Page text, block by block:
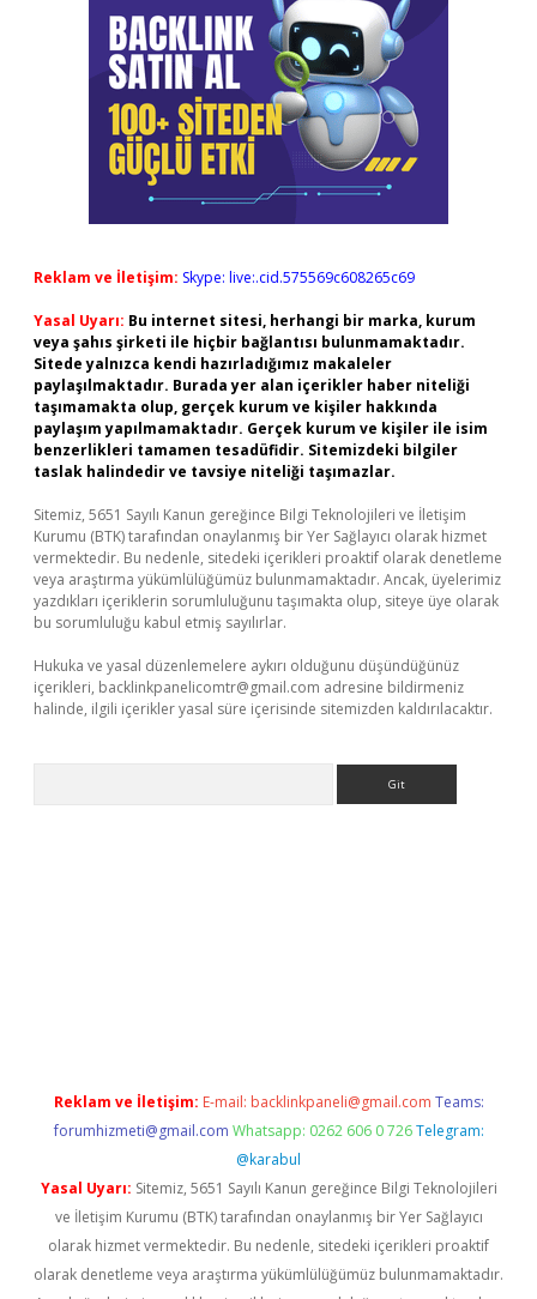
Reklam ve İletişim: Skype: live:.cid.575569c608265c69
Yasal Uyarı: Bu internet sitesi, herhangi bir marka, kurum
veya şahıs şirketi ile hiçbir bağlantısı bulunmamaktadır.
Sitede yalnızca kendi hazırladığımız makaleler
paylaşılmaktadır. Burada yer alan içerikler haber niteliği
taşımamakta olup, gerçek kurum ve kişiler hakkında
paylaşım yapılmamaktadır. Gerçek kurum ve kişiler ile isim
benzerlikleri tamamen tesadüfidir. Sitemizdeki bilgiler
taslak halindedir ve tavsiye niteliği taşımazlar.
Sitemiz, 5651 Sayılı Kanun gereğince Bilgi Teknolojileri ve İletişim
Kurumu (BTK) tarafından onaylanmış bir Yer Sağlayıcı olarak hizmet
vermektedir. Bu nedenle, sitedeki içerikleri proaktif olarak denetleme
veya araştırma yükümlülüğümüz bulunmamaktadır. Ancak, üyelerimiz
yazdıkları içeriklerin sorumluluğunu taşımakta olup, siteye üye olarak
bu sorumluluğu kabul etmiş sayılırlar.
Hukuka ve yasal düzenlemelere aykırı olduğunu düşündüğünüz
içerikleri, backlinkpanelicomtr@gmail.com adresine bildirmeniz
halinde, ilgili içerikler yasal süre içerisinde sitemizden kaldırılacaktır.
Reklam ve İletişim: E-mail: backlinkpaneli@gmail.com Teams:
forumhizmeti@gmail.com Whatsapp: 0262 606 0 726 Telegram:
@karabul
Yasal Uyarı: Sitemiz, 5651 Sayılı Kanun gereğince Bilgi Teknolojileri
ve İletişim Kurumu (BTK) tarafından onaylanmış bir Yer Sağlayıcı
olarak hizmet vermektedir. Bu nedenle, sitedeki içerikleri proaktif
olarak denetleme veya araştırma yükümlülüğümüz bulunmamaktadır.